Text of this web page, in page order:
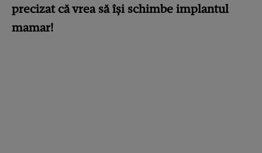
precizat că vrea să își schimbe implantul
mamar!